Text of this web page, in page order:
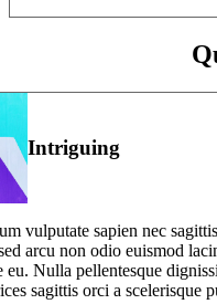
Intriguing
vulputate sapien nec
arcu non odio euismod
eu. Nulla pellentesque
sagittis orci a scelerisque